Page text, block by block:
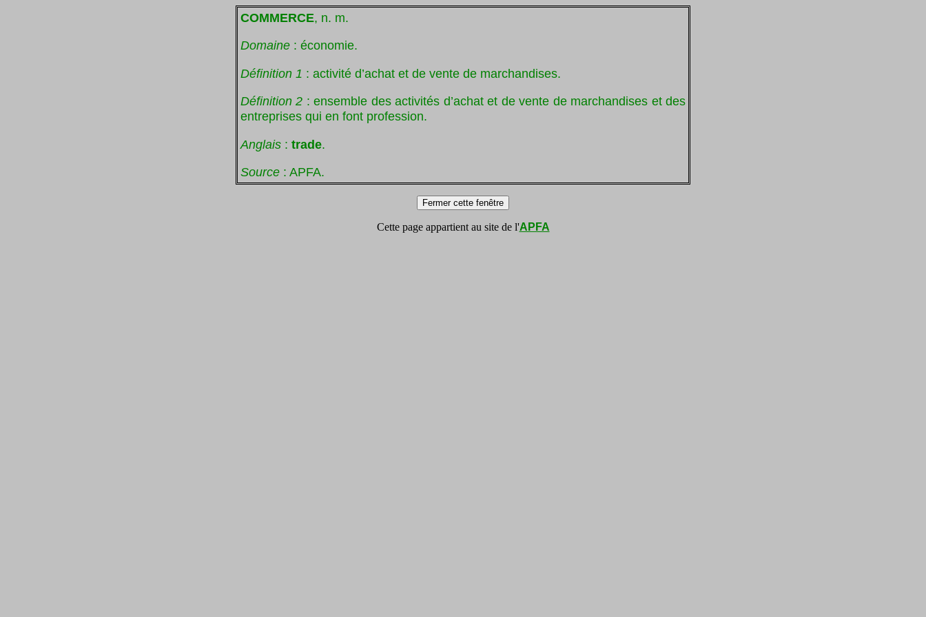
COMMERCE, n. m.
Domaine : économie.
Définition 1 : activité d’achat et de vente de marchandises.
Définition 2 : ensemble des activités d’achat et de vente de marchandises et des
entreprises qui en font profession.
Anglais : trade.
Source : APFA.
Cette page appartient au site de l'APFA